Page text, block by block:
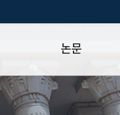
논문
학위논문제출 절차/자격
논문작성법 및 템플릿